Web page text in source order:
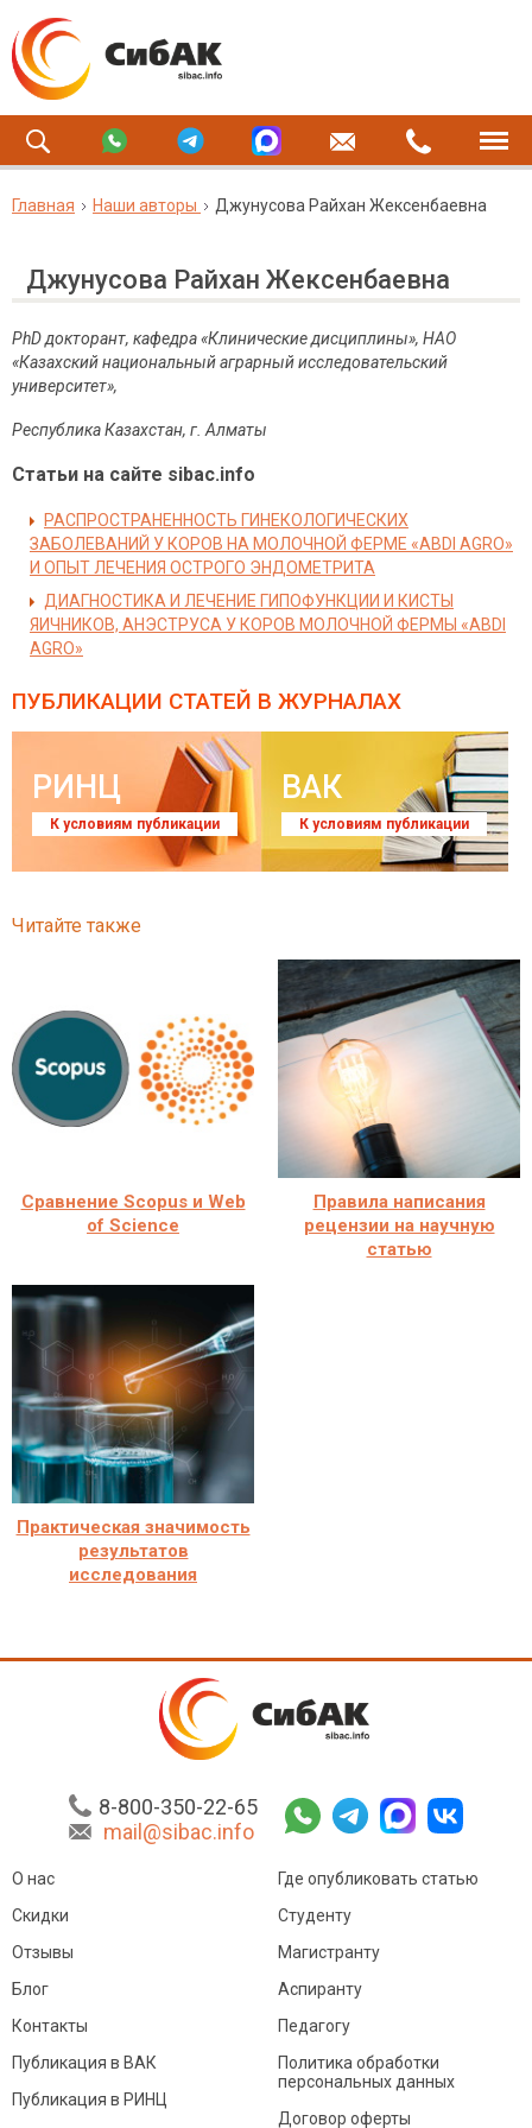
Главная Наши авторы Джунусова Райхан Жексенбаевна
Джунусова Райхан Жексенбаевна
PhD докторант, кафедра «Клинические дисциплины», НАО
«Казахский национальный аграрный исследовательский
университет»,
Республика Казахстан, г. Алматы
Статьи на сайте sibac.info
РАСПРОСТРАНЕННОСТЬ ГИНЕКОЛОГИЧЕСКИХ
ЗАБОЛЕВАНИЙ У КОРОВ НА МОЛОЧНОЙ ФЕРМЕ «ABDI AGRO»
И ОПЫТ ЛЕЧЕНИЯ ОСТРОГО ЭНДОМЕТРИТА
ДИАГНОСТИКА И ЛЕЧЕНИЕ ГИПОФУНКЦИИ И КИСТЫ
ЯИЧНИКОВ, АНЭСТРУСА У КОРОВ МОЛОЧНОЙ ФЕРМЫ «ABDI
AGRO»
ПУБЛИКАЦИИ СТАТЕЙ В ЖУРНАЛАХ
РИНЦ
К условиям публикации
ВАК
К условиям публикации
Читайте также
Сравнение Scopus и Web
of Science
Правила написания
рецензии на научную
статью
Практическая значимость
результатов
исследования
8-800-350-22-65
mail@sibac.info
О нас
Скидки
Отзывы
Блог
Контакты
Где опубликовать статью
Студенту
Магистранту
Аспиранту
Педагогу
Публикация в ВАК
Публикация в РИНЦ
Политика обработки
персональных данных
Договор оферты